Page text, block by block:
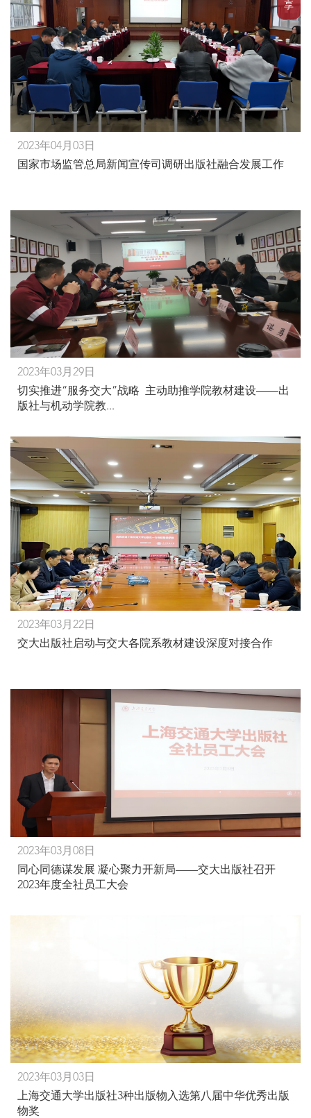
享
2023年04月03日
国家市场监管总局新闻宣传司调研出版社融合发展工作
2023年03月29日
切实推进“服务交大”战略 主动助推学院教材建设——出
版社与机动学院教...
2023年03月22日
交大出版社启动与交大各院系教材建设深度对接合作
2023年03月08日
同心同德谋发展 凝心聚力开新局——交大出版社召开
2023年度全社员工大会
2023年03月03日
上海交通大学出版社3种出版物入选第八届中华优秀出版
物奖